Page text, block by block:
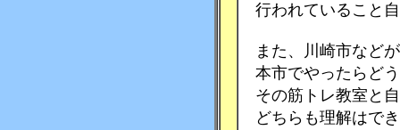
行われていること
また、川崎市など
本市でやったらど
その筋トレ教室と
どちらも理解はで